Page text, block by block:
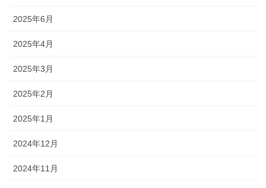
2025年6月
2025年4月
2025年3月
2025年2月
2025年1月
2024年12月
2024年11月